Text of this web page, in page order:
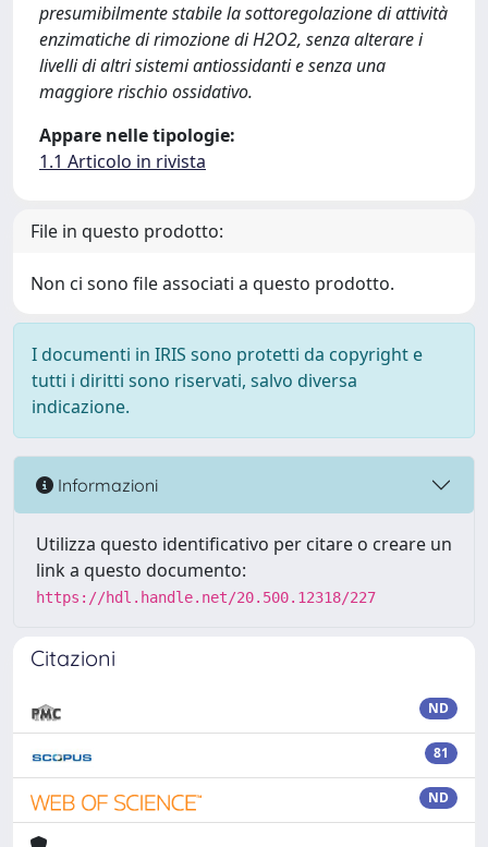
presumibilmente stabile la sottoregolazione di attività
enzimatiche di rimozione di H2O2, senza alterare i
livelli di altri sistemi antiossidanti e senza una
maggiore rischio ossidativo.
Appare nelle tipologie:
1.1 Articolo in rivista
File in questo prodotto:
Non ci sono file associati a questo prodotto.
I documenti in IRIS sono protetti da copyright e
tutti i diritti sono riservati, salvo diversa
indicazione.
Informazioni
Utilizza questo identificativo per citare o creare un
link a questo documento:
https://hdl.handle.net/20.500.12318/227
Citazioni
ND
81
ND